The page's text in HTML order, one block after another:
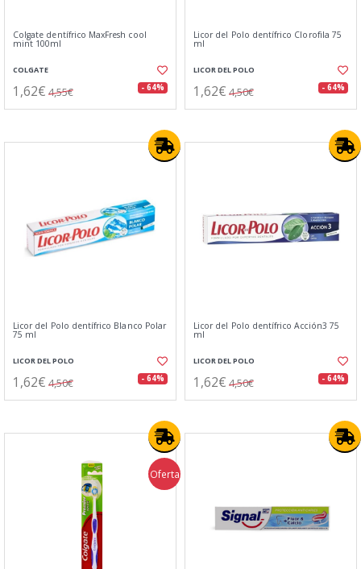
Colgate dentífrico MaxFresh cool
mint 100ml
COLGATE
1,62€ 4,55€ - 64%
Licor del Polo dentífrico Clorofila 75
ml
LICOR DEL POLO
1,62€ 4,50€ - 64%
Licor del Polo dentí­frico Blanco Polar
75 ml
LICOR DEL POLO
1,62€ 4,50€ - 64%
Licor del Polo dentífrico Acción3 75
ml
LICOR DEL POLO
1,62€ 4,50€ - 64%
Oferta